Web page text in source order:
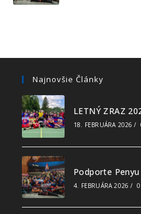
Najnovšie Články
LETNÝ ZRAZ
18. FEBRUÁRA 2026 /
Podporte
4. FEBRUÁRA 2026 /